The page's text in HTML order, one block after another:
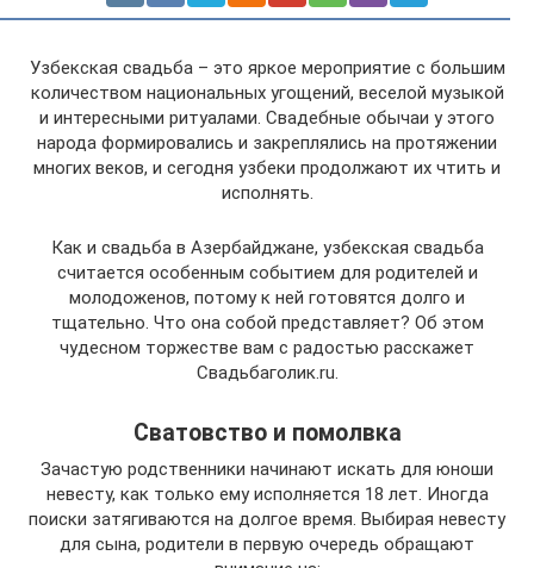
Узбекская свадьба – это яркое мероприятие с большим
количеством национальных угощений, веселой музыкой
и интересными ритуалами. Свадебные обычаи у этого
народа формировались и закреплялись на протяжении
многих веков, и сегодня узбеки продолжают их чтить и
исполнять.
Как и свадьба в Азербайджане, узбекская свадьба
считается особенным событием для родителей и
молодоженов, потому к ней готовятся долго и
тщательно. Что она собой представляет? Об этом
чудесном торжестве вам с радостью расскажет
Свадьбаголик.ru.
Сватовство и помолвка
Зачастую родственники начинают искать для юноши
невесту, как только ему исполняется 18 лет. Иногда
поиски затягиваются на долгое время. Выбирая невесту
для сына, родители в первую очередь обращают